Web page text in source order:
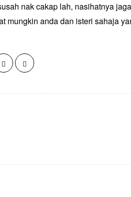
nak cakap lah, nasihatnya
mungkin anda dan isteri sahaja